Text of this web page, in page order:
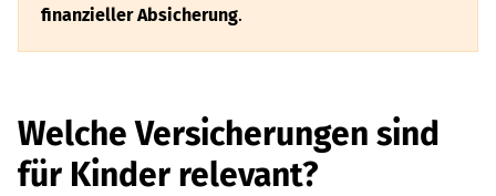
finanzieller Absicherung.
Welche Versicherungen sind
für Kinder relevant?